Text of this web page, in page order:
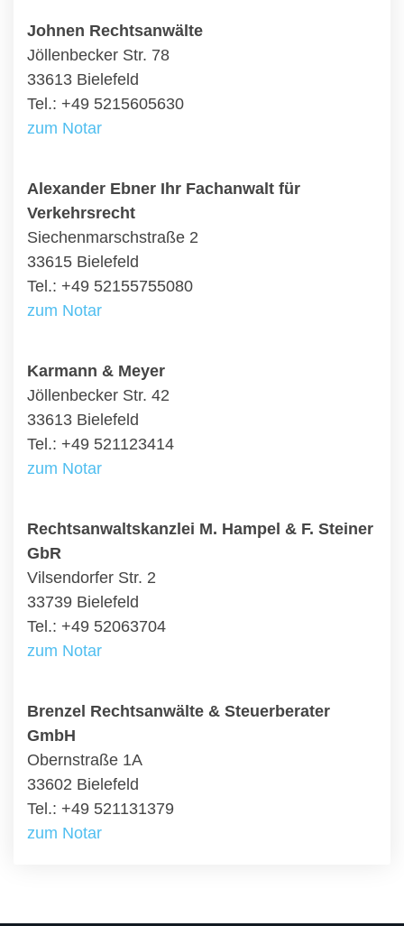
Johnen Rechtsanwälte
Jöllenbecker Str. 78
33613 Bielefeld
Tel.: +49 5215605630
zum Notar
Alexander Ebner Ihr Fachanwalt für
Verkehrsrecht
Siechenmarschstraße 2
33615 Bielefeld
Tel.: +49 52155755080
zum Notar
Karmann & Meyer
Jöllenbecker Str. 42
33613 Bielefeld
Tel.: +49 521123414
zum Notar
Rechtsanwaltskanzlei M. Hampel & F. Steiner
GbR
Vilsendorfer Str. 2
33739 Bielefeld
Tel.: +49 52063704
zum Notar
Brenzel Rechtsanwälte & Steuerberater
GmbH
Obernstraße 1A
33602 Bielefeld
Tel.: +49 521131379
zum Notar